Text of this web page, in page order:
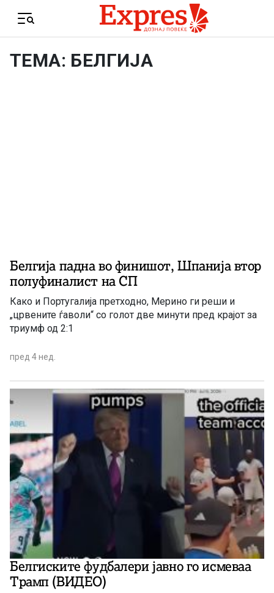
Menu
ТЕМА: БЕЛГИЈА
Белгија падна во финишот, Шпанија втор
полуфиналист на СП
Како и Португалија претходно, Мерино ги реши и
„црвените ѓаволи“ со голот две минути пред крајот за
триумф од 2:1
пред 4 нед.
Белгиските фудбалери јавно го исмеваа
Трамп (ВИДЕО)